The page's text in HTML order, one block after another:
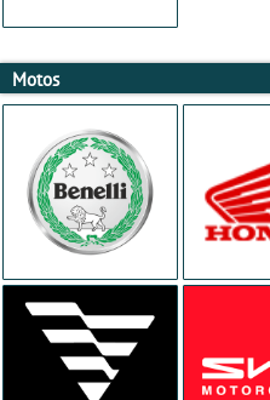
Motos